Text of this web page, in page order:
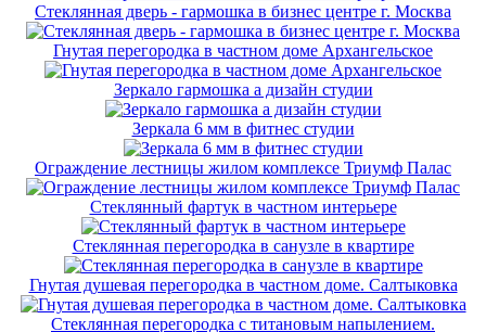
Стеклянная дверь - гармошка в бизнес центре г. Москва
Гнутая перегородка в частном доме Архангельское
Зеркало гармошка а дизайн студии
Зеркала 6 мм в фитнес студии
Ограждение лестницы жилом комплексе Триумф Палас
Стеклянный фартук в частном интерьере
Стеклянная перегородка в санузле в квартире
Гнутая душевая перегородка в частном доме. Салтыковка
Стеклянная перегородка с титановым напылением.